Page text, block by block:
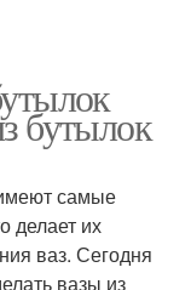
бутылок
самые
делает их
ваз. Сегодня
вазы из